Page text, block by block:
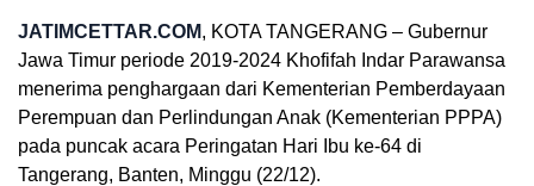
JATIMCETTAR.COM, KOTA TANGERANG – Gubernur
Jawa Timur periode 2019-2024 Khofifah Indar Parawansa
menerima penghargaan dari Kementerian Pemberdayaan
Perempuan dan Perlindungan Anak (Kementerian PPPA)
pada puncak acara Peringatan Hari Ibu ke-64 di
Tangerang, Banten, Minggu (22/12).